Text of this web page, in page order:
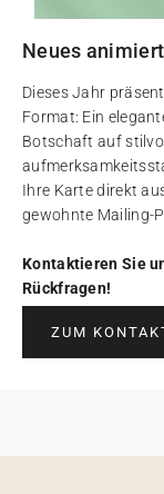
Neues
Dieses Jahr
Format: Ein
Botschaft auf
Ihre Karte direkt
gewohnte Mailing-
Kontaktieren Sie
Rückfragen!
ZUM